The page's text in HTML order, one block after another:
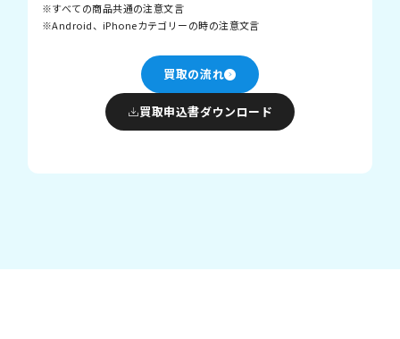
すべての商品共通の注意文言
Android、iPhoneカテゴリーの時の注意文言
買取の流れ
買取申込書ダウンロード